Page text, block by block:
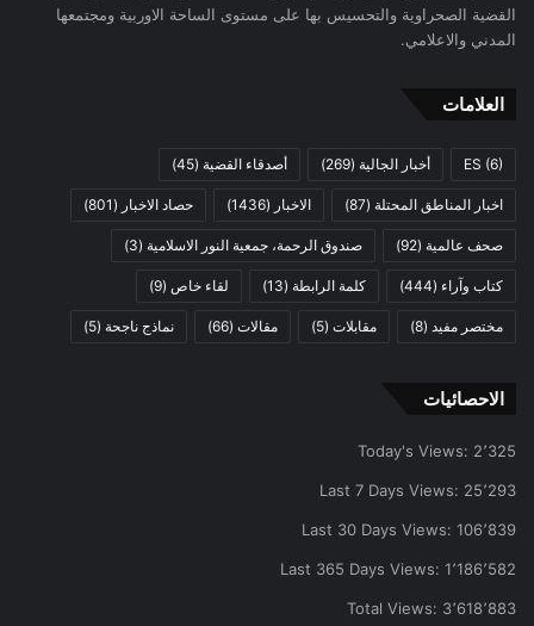
القضية الصحراوية والتحسيس بها على مستوى الساحة الاوربية ومجتمعها
المدني والاعلامي.
العلامات
ES (6) أخبار الجالية (269) أصدقاء القضية (45)
اخبار المناطق المحتلة (87) الاخبار (1436) حصاد الاخبار (801)
صحف عالمية (92) صندوق الرحمة، جمعية النور الاسلامية (3)
كتاب وآراء (444) كلمة الرابطة (13) لقاء خاص (9)
مختصر مفيد (8) مقابلات (5) مقالات (66) نماذج ناجحة (5)
الاحصائيات
Today's Views: 2٬325
Last 7 Days Views: 25٬293
Last 30 Days Views: 106٬839
Last 365 Days Views: 1٬186٬582
Total Views: 3٬618٬883